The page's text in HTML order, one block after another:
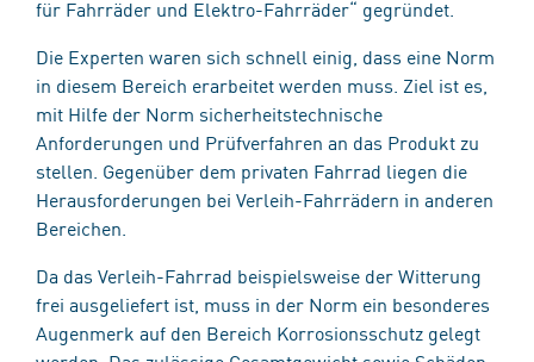
für Fahrräder und Elektro-Fahrräder“ gegründet.
Die Experten waren sich schnell einig, dass eine Norm
in diesem Bereich erarbeitet werden muss. Ziel ist es,
mit Hilfe der Norm sicherheitstechnische
Anforderungen und Prüfverfahren an das Produkt zu
stellen. Gegenüber dem privaten Fahrrad liegen die
Herausforderungen bei Verleih-Fahrrädern in anderen
Bereichen.
Da das Verleih-Fahrrad beispielsweise der Witterung
frei ausgeliefert ist, muss in der Norm ein besonderes
Augenmerk auf den Bereich Korrosionsschutz gelegt